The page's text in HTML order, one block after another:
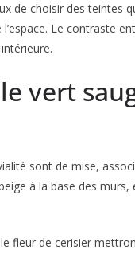
de choisir des teintes
Le contraste
vert
sont de mise,
à la base des
fleur de cerisier